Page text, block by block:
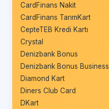
CardFinans Nakit
CardFinans TarımKart
CepteTEB Kredi Kartı
Crystal
Denizbank Bonus
Denizbank Bonus Business
Diamond Kart
Diners Club Card
DKart